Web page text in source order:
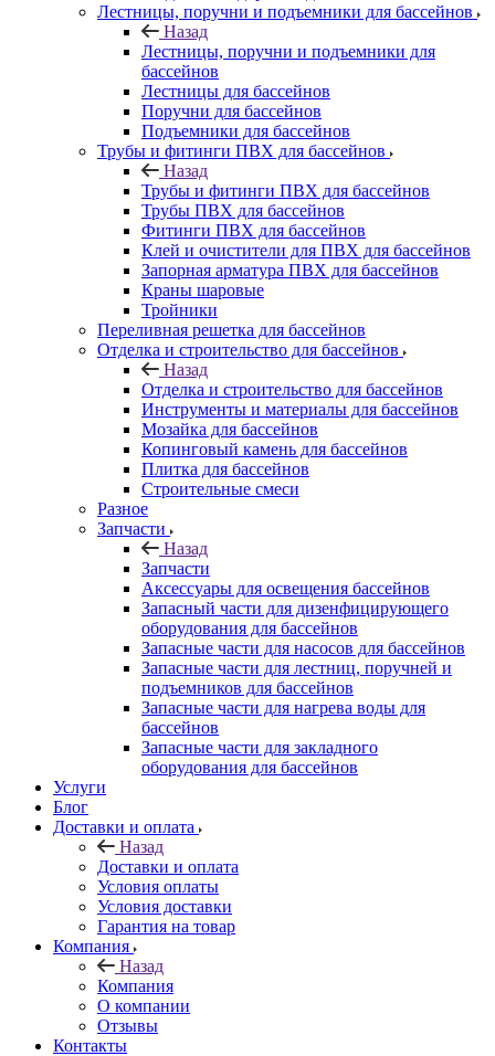
Лестницы, поручни и подъемники для бассейнов
Назад
Лестницы, поручни и подъемники для
бассейнов
Лестницы для бассейнов
Поручни для бассейнов
Подъемники для бассейнов
Трубы и фитинги ПВХ для бассейнов
Назад
Трубы и фитинги ПВХ для бассейнов
Трубы ПВХ для бассейнов
Фитинги ПВХ для бассейнов
Клей и очистители для ПВХ для бассейнов
Запорная арматура ПВХ для бассейнов
Краны шаровые
Тройники
Переливная решетка для бассейнов
Отделка и строительство для бассейнов
Назад
Отделка и строительство для бассейнов
Инструменты и материалы для бассейнов
Мозайка для бассейнов
Копинговый камень для бассейнов
Плитка для бассейнов
Строительные смеси
Разное
Запчасти
Назад
Запчасти
Аксессуары для освещения бассейнов
Запасный части для дизенфицирующего
оборудования для бассейнов
Запасные части для насосов для бассейнов
Запасные части для лестниц, поручней и
подъемников для бассейнов
Запасные части для нагрева воды для
бассейнов
Запасные части для закладного
оборудования для бассейнов
Услуги
Блог
Доставки и оплата
Назад
Доставки и оплата
Условия оплаты
Условия доставки
Гарантия на товар
Компания
Назад
Компания
О компании
Отзывы
Контакты